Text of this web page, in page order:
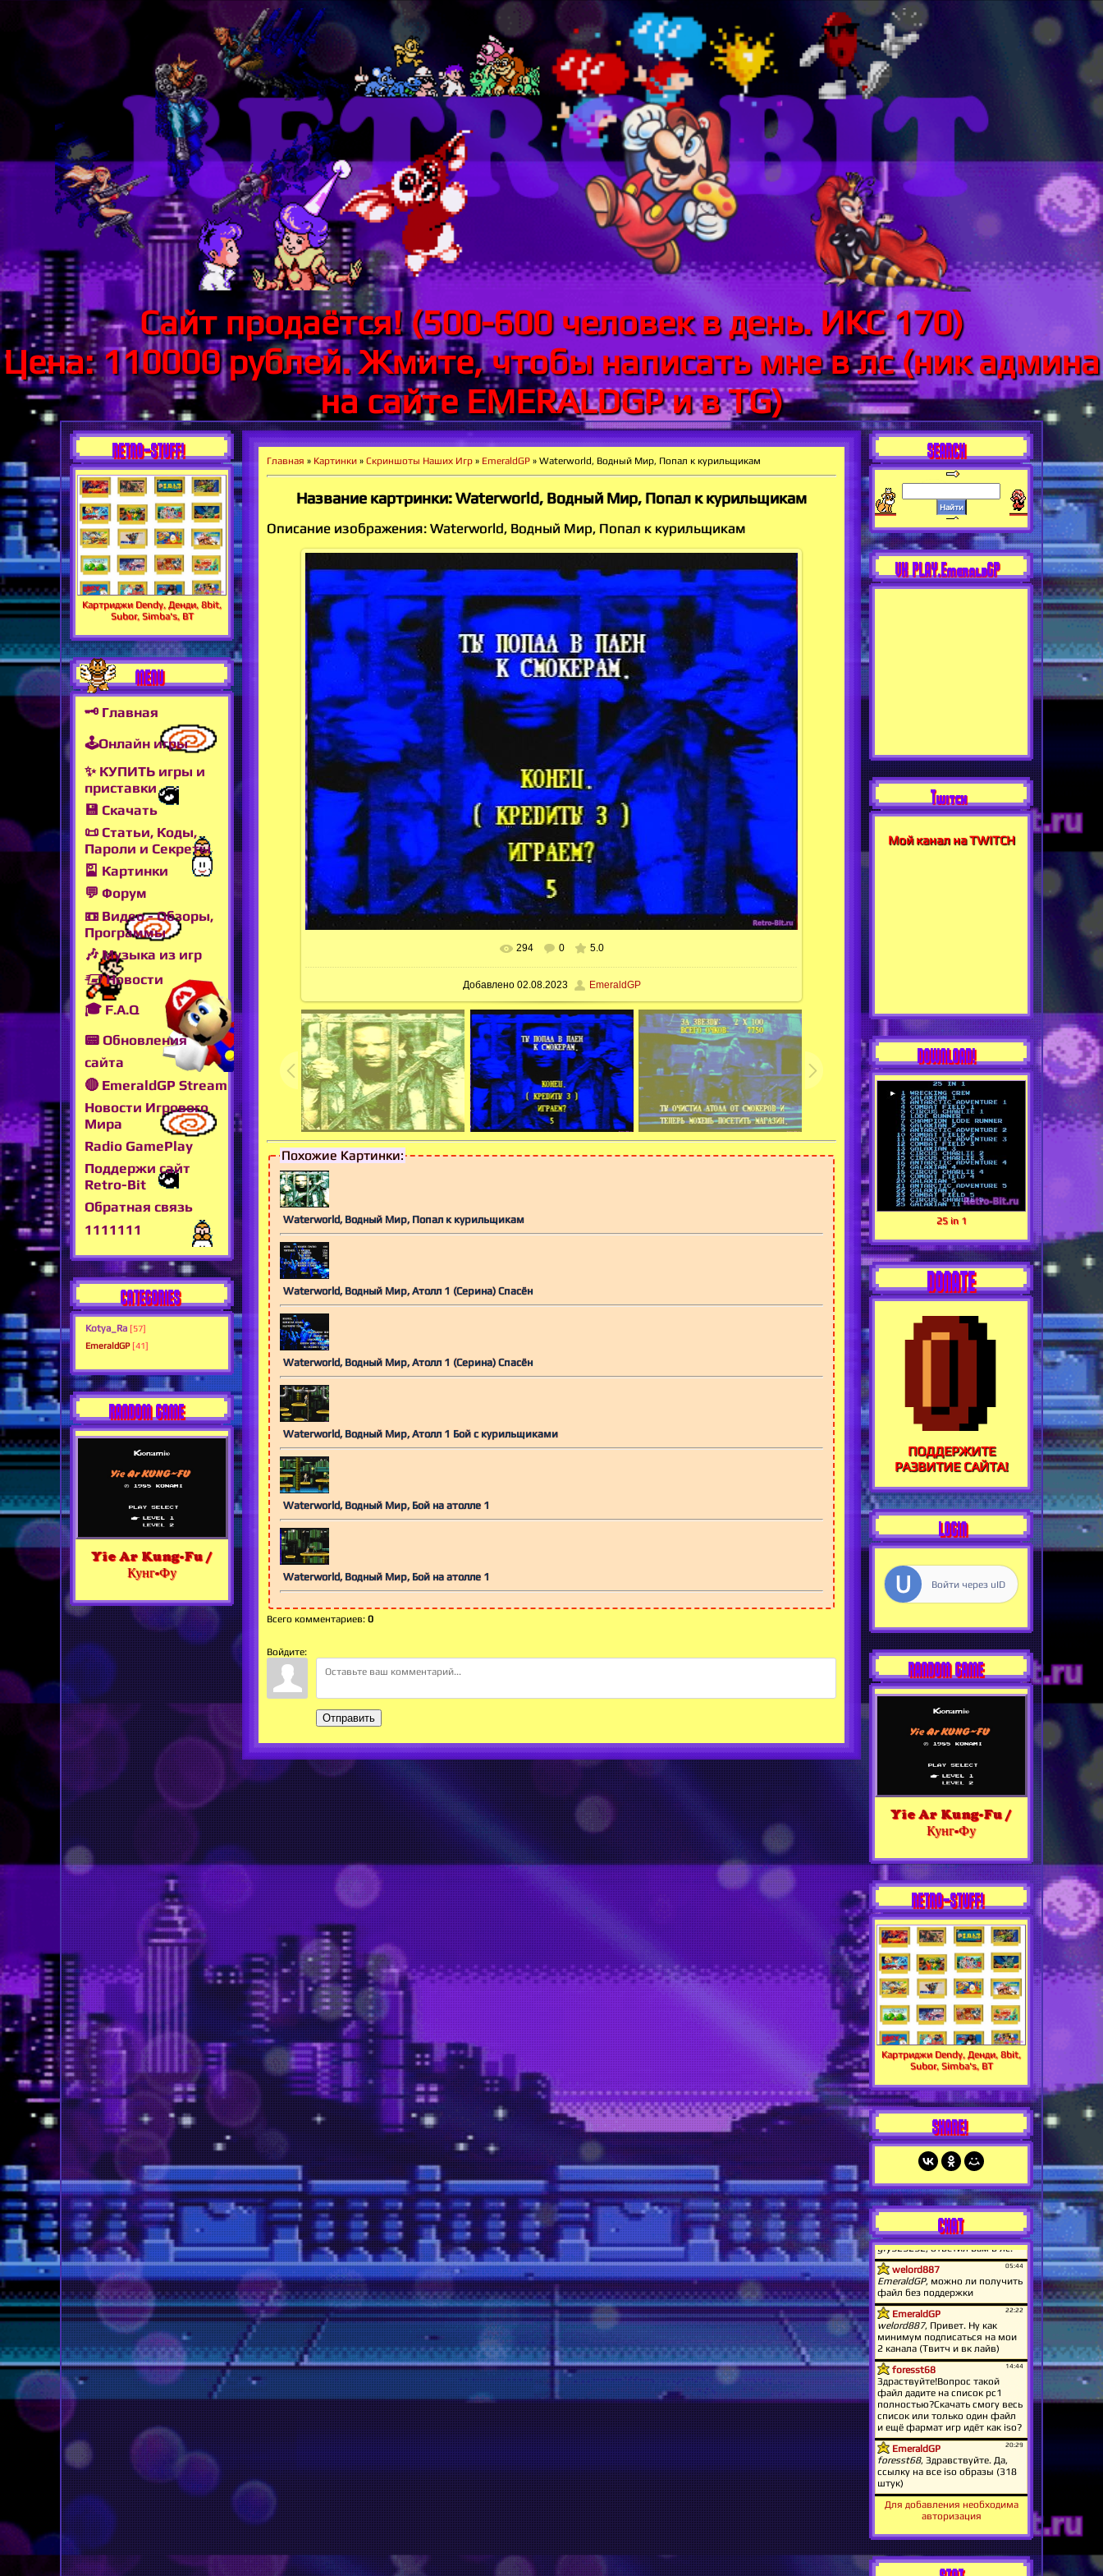
Сайт продаётся! (500-600 человек в день. ИКС 170)
Цена: 110000 рублей. Жмите, чтобы написать мне в лс (ник админа
на сайте EMERALDGP и в TG)
RETRO-STUFF!
Картриджи Dendy, Денди, 8bit,
Subor, Simba's, BT
MENU
🗝 Главная
🕹Онлайн игры
✨ КУПИТЬ игры и
приставки
💾 Скачать
📜 Статьи, Коды,
Пароли и Секреты
🎴 Картинки
💬 Форум
📼 Видео - Обзоры,
Программы
🎶 Музыка из игр
🖅 Новости
🎓 F.A.Q
📟 Обновления
сайта
🔴 EmeraldGP Stream
Новости Игрового
Мира
Radio GamePlay
Поддержи сайт
Retro-Bit
Обратная связь
1111111
CATEGORIES
Kotya_Ra [57]
EmeraldGP [41]
RANDOM GAME
Yie Ar Kung-Fu /
Кунг-Фу
Главная » Картинки » Скриншоты Наших Игр » EmeraldGP » Waterworld, Водный Мир, Попал к курильщикам
Название картринки: Waterworld, Водный Мир, Попал к курильщикам
Описание изображения: Waterworld, Водный Мир, Попал к курильщикам
В реальном размере 1175x899
294 0 5.0
Добавлено02.08.2023 EmeraldGP
Похожие Картинки:
Waterworld, Водный Мир, Попал к курильщикам
Waterworld, Водный Мир, Атолл 1 (Серина) Спасён
Waterworld, Водный Мир, Атолл 1 (Серина) Спасён
Waterworld, Водный Мир, Атолл 1 Бой с курильщиками
Waterworld, Водный Мир, Бой на атолле 1
Waterworld, Водный Мир, Бой на атолле 1
Всего комментариев: 0
Войдите:
Отправить
SEARCH
VK PLAY.EmeraldGP
Twitch
Мой канал на TWITCH
DOWNLOAD!
25 in 1
DONATE
ПОДДЕРЖИТЕ
РАЗВИТИЕ САЙТА!
LOGIN
Войти через uID
RANDOM GAME
Yie Ar Kung-Fu /
Кунг-Фу
RETRO-STUFF!
Картриджи Dendy, Денди, 8bit,
Subor, Simba's, BT
SHARE!
CHAT
Для добавления необходима
авторизация